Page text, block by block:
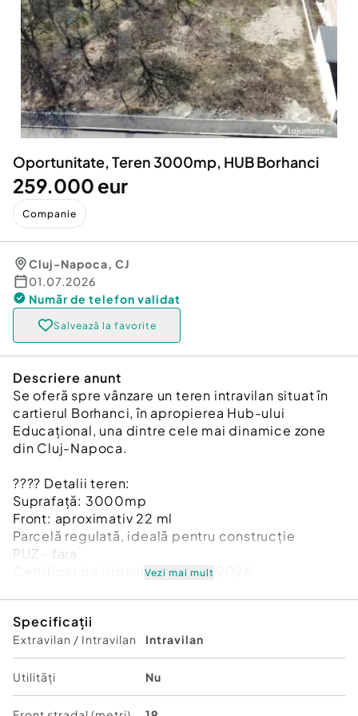
Servicii
Animale de companie
Afaceri și echipamente profesionale
Inchiriere Bunuri si Vehicule
Utilaje agricole si industriale
Piese auto si accesorii
Dacia Duster
Oportunitate, Teren 3000mp, HUB Borhanci
259.000 eur
Companie
Cluj-Napoca, CJ
01.07.2026
Număr de telefon validat
Salvează la favorite
Descriere anunt
Se oferă spre vânzare un teren intravilan situat în
cartierul Borhanci, în apropierea Hub-ului
Educațional, una dintre cele mai dinamice zone
din Cluj-Napoca.
???? Detalii teren:
Suprafață: 3000mp
Front: aproximativ 22 ml
Parcelă regulată, ideală pentru construcție
PUZ - fara
Certificat de Urbanism emis în 2026
????️ Regim urbanistic:
Terenul este încadrat în ULiu – zonă destinată
locuințelor cu regim redus de înălțime,
preponderent case unifamiliale.
Vezi mai mult
Specificații
Extravilan / Intravilan Intravilan
Utilități Nu